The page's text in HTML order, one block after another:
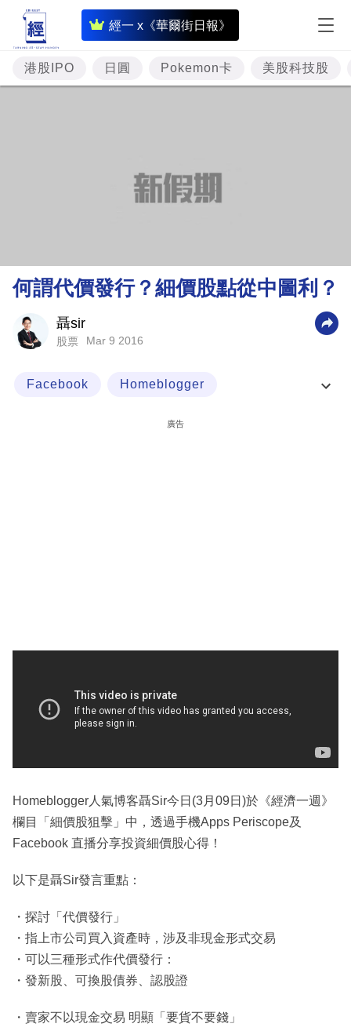
經一 x《華爾街日報》
即
時
財
經
理
財
業
閱
區
港股IPO 日圓 Pokemon卡 美股科技股
何謂代價發行？細價股點從中圖利？
聶sir
股票 Mar 9 2016
Facebook Homeblogger
廣告
Homeblogger人氣博客聶Sir今日(3月09日)於《經濟一週》
欄目「細價股狙擊」中，透過手機Apps Periscope及
Facebook 直播分享投資細價股心得！
以下是聶Sir發言重點：
・探討「代價發行」
・指上市公司買入資產時，涉及非現金形式交易
・可以三種形式作代價發行：
・發新股、可換股債券、認股證
・賣家不以現金交易 明顯「要貨不要錢」